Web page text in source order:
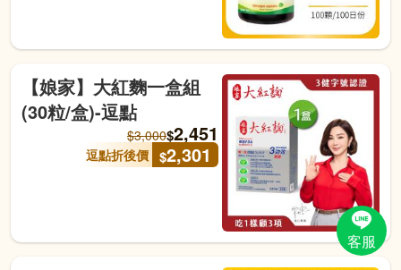
【娘家】大紅麴一盒組
(30粒/盒)-逗點
$3,000$2,451
逗點折後價 $2,301
客服